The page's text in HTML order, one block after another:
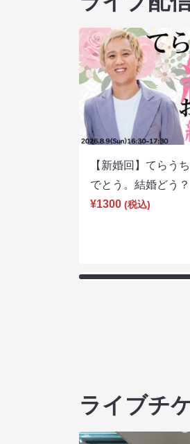
【新婚回】てらう
でとう。結婚どう
¥1300 (税込)
ライブチ